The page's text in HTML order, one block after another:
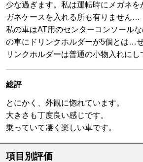
少な過ぎます。私は運転時にメガネを
ガネケースを入れる所も有りません…
私の車はAT用のセンターコンソール
の車にドリンクホルダーが5個とは…
リンクホルダーは普通の小物入れにし
総評
とにかく、外観に惚れています。
大きさも丁度良い感じです。
乗っていて凄く楽しい車です。
項目別評価